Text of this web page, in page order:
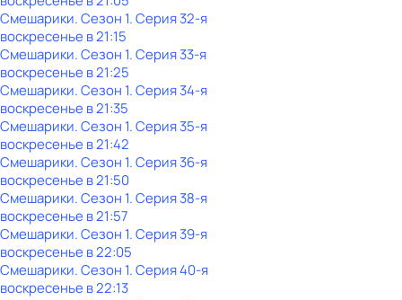
Смешарики. Сезон 1. Серия 32-я
воскресенье в21:15
Смешарики. Сезон 1. Серия 33-я
воскресенье в21:25
Смешарики. Сезон 1. Серия 34-я
воскресенье в21:35
Смешарики. Сезон 1. Серия 35-я
воскресенье в21:42
Смешарики. Сезон 1. Серия 36-я
воскресенье в21:50
Смешарики. Сезон 1. Серия 38-я
воскресенье в21:57
Смешарики. Сезон 1. Серия 39-я
воскресенье в22:05
Смешарики. Сезон 1. Серия 40-я
воскресенье в22:13